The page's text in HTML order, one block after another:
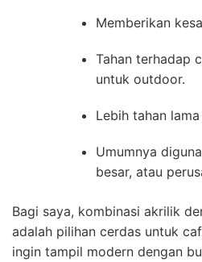
Memberikan
Tahan terhadap
untuk outdoor.
Lebih tahan
Umumnya
besar, atau
Bagi saya, kombinasi akrilik
adalah pilihan cerdas untuk
ingin tampil modern dengan